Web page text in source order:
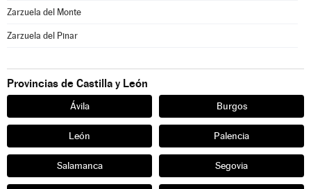
Zarzuela del Monte
Zarzuela del Pinar
Provincias de Castilla y León
Ávila Burgos
León Palencia
Salamanca Segovia